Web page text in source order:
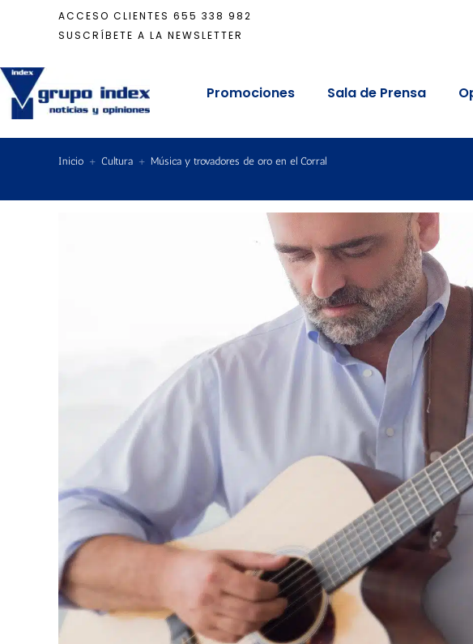
ACCESO CLIENTES 655 338 982
SUSCRÍBETE A LA NEWSLETTER
Promociones Sala de Prensa
Inicio + Cultura + Música y trovadores de oro en el Corral